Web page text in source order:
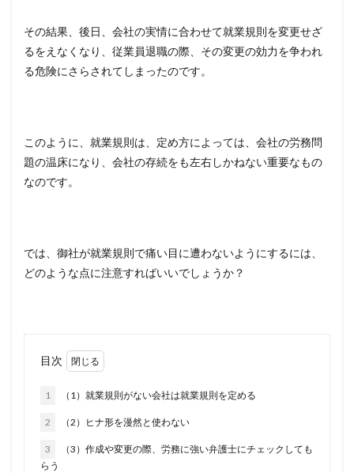
その結果、後日、会社の実情に合わせて就業規則を変更せざ
るをえなくなり、従業員退職の際、その変更の効力を争われ
る危険にさらされてしまったのです。
このように、就業規則は、定め方によっては、会社の労務問
題の温床になり、会社の存続をも左右しかねない重要なもの
なのです。
では、御社が就業規則で痛い目に遭わないようにするには、
どのような点に注意すればいいでしょうか？
目次
1 （1）就業規則がない会社は就業規則を定める
2 （2）ヒナ形を漫然と使わない
3
（3）作成や変更の際、労務に強い弁護士にチェックしても
らう